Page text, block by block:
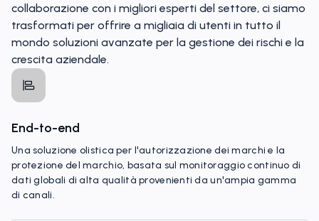
collaborazione con i migliori esperti del settore, ci siamo
trasformati per offrire a migliaia di utenti in tutto il
mondo soluzioni avanzate per la gestione dei rischi e la
crescita aziendale.
End-to-end
Una soluzione olistica per l'autorizzazione dei marchi e la
protezione del marchio, basata sul monitoraggio continuo di
dati globali di alta qualità provenienti da un'ampia gamma
di canali.